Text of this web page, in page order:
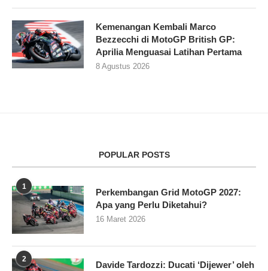
Kemenangan Kembali Marco
Bezzecchi di MotoGP British GP:
Aprilia Menguasai Latihan Pertama
8 Agustus 2026
POPULAR POSTS
1
Perkembangan Grid MotoGP 2027:
Apa yang Perlu Diketahui?
16 Maret 2026
2
Davide Tardozzi: Ducati ‘Dijewer’ oleh